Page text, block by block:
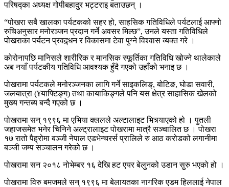
परिषद्का अध्यक्ष गोपीबहादुर भट्टराइ बताउछन् ।
“पोखरा सबै खालका पर्यटकको सहर हो, साहसिक गतिविधिले पर्यटलाई आफ्नो
रुचिअनुसार मनोरञ्जन प्रदान गर्ने अवसर मिल्छ”, उनले यस्ता गतिविधिले
पोखराका पर्यटन प्रवद्र्धन र विकासमा टेवा पुग्ने विश्वास व्यक्त गरे ।
कोरोनापछि मानिसले शारीरिक र मानसिक स्फूर्तिका गतिविधि खोज्ने थालेकाले
अब नयाँ पर्यटकीय गतिविधि आवश्यक हुँदै गएको उहाँको भनाइ छ ।
पोखरामा पर्यटकले मनोरञ्जनका लागि गर्ने साइकलिङ्, बोटिङ, घोडा सवारी,
जलयात्रा (¥याफ्टिङ्ग) तथा कायाकिङ्गले पनि यस क्षेत्र साहासिक खेलको
मुख्य गन्तब्य बन्दै गएको छ ।
पोखरामा सन् १९९६ मा एभिया क्ललले अल्टालाइट भित्र्याएको हो । पुतली
जहाजसमेत भनेर चिनिने अल्ट्रालाइट पोखरामा मात्रै सञ्चालित छ । पोखरा
१७ रातो पैह्रोमा बञ्जी नेपाल एडभेन्चरर्स प्रालिले रु आठ करोडको लगानीमा
बञ्जी जम्प सञ्चालन गरेको छ ।
पोखरामा सन २०१८ नोभेम्बर १६ देखि हट एयर बेलुनको उडान सुरु भएको हो ।
पोखरामा विरु बमजमले सन् १९९६ मा बेलायतका नागरिक एडम हिललाई नेपाल